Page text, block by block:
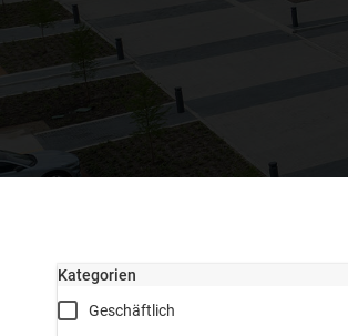
Kategorien
Geschäftlich